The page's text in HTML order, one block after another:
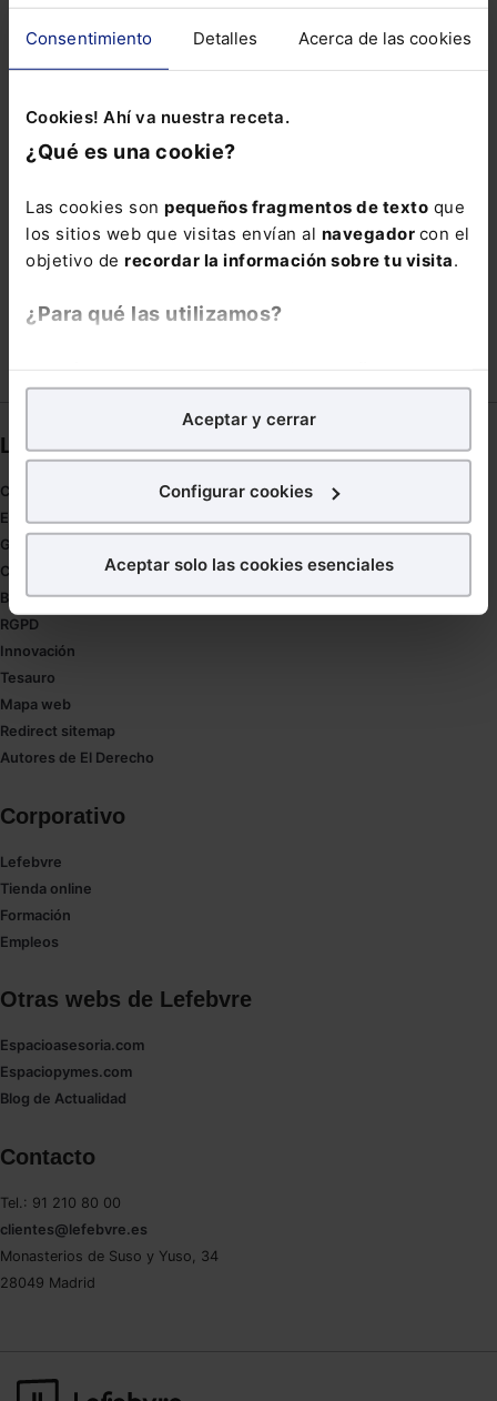
Consentimiento Detalles Acerca de las cookies
Cookies! Ahí va nuestra receta.
¿Qué es una cookie?
Las cookies son pequeños fragmentos de texto que
los sitios web que visitas envían al navegador con el
objetivo de recordar la información sobre tu visita.
¿Para qué las utilizamos?
analíticospara tratar demejorar tu experienciaen
nuestra página web. También con fines publicitarios,
para poder mostrarte publicidad y contenidos de tu
¿Qué puedes hacer?
en la web sea óptima
navegador. Si no seleccionas ninguna utilizaremos
Saber más acerca de las cookies
Aceptar y cerrar
Configurar cookies
Aceptar solo las cookies esenciales
INFRAESTRUCTURAS INVESTIGADOR
LEY DEL JUEGO LÍNEA DE CRÉDITO LJV
PLAN ANUAL NORMATIVO DE 2021
REAL DECRETO-LEY 2/2020 REPETICION
SEGURIDAD DIGITAL SOLIDARIDAD SPEC
Links directos
Coronavirus
Estudio de salud abogacía
Gestión de despachos
Compliance
Buenas Prácticas Tributarias
RGPD
Innovación
Tesauro
Mapa web
Redirect sitemap
Autores de El Derecho
Corporativo
Lefebvre
Tienda online
Formación
Empleos
Otras webs de Lefebvre
Espacioasesoria.com
Espaciopymes.com
Blog de Actualidad
Contacto
Tel.: 91 210 80 00
clientes@lefebvre.es
Monasterios de Suso y Yuso, 34
28049 Madrid